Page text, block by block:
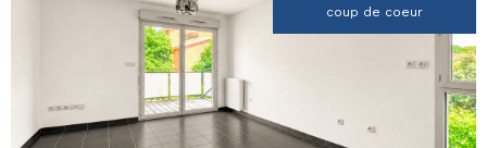
coup de coeur